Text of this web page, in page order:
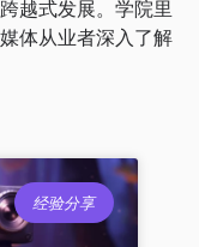
越式发展。学院里
体从业者深入了解
经验分享